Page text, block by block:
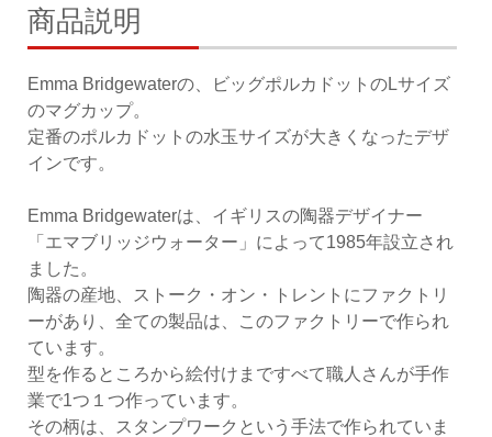
商品説明
Emma Bridgewaterの、ビッグポルカドットのLサイズ
のマグカップ。
定番のポルカドットの水玉サイズが大きくなったデザ
インです。
Emma Bridgewaterは、イギリスの陶器デザイナー
「エマブリッジウォーター」によって1985年設立され
ました。
陶器の産地、ストーク・オン・トレントにファクトリ
ーがあり、全ての製品は、このファクトリーで作られ
ています。
型を作るところから絵付けまですべて職人さんが手作
業で1つ１つ作っています。
その柄は、スタンプワークという手法で作られていま